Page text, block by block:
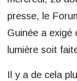
presse, le
Guinée a exigé
lumière soit
Il y a de cela